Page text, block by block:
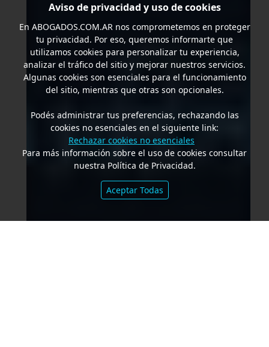
Aviso de privacidad y uso de cookies
En ABOGADOS.COM.ARnos comprometemos en proteger
tu privacidad. Por eso, queremos informarte que
utilizamos cookies para personalizar tu experiencia,
analizar el tráfico del sitio y mejorar nuestros servicios.
Algunas cookies son esenciales para el funcionamiento
del sitio, mientras que otras son opcionales.
Podés administrar tus preferencias, rechazando las
cookies no esenciales en el siguiente link:
Rechazar cookies no esenciales
Para más información sobre el uso de cookies consultar
nuestra Política de Privacidad.
Aceptar Todas